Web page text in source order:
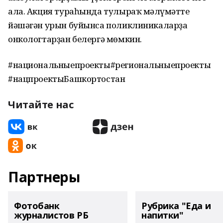
ала. Акция тураһында тулыраҡ мәғлүмәтте
йәшәгән урын буйынса поликлиникаларҙа
онкологтарҙан белергә мөмкин.
#национальныепроекты#региональныепроекты
#нацпроектыБашкортостан
Читайте нас
Партнеры
Фотобанк
журналистов РБ
Рубрика "Еда и
напитки"